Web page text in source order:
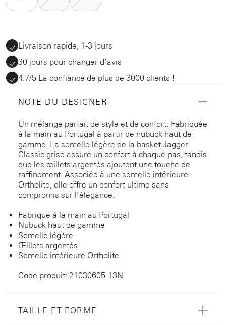
Livraison rapide, 1-3 jours
30 jours pour changer d’avis
4.7/5 La confiance de plus de 3000 clients !
NOTE DU DESIGNER
Un mélange parfait de style et de confort. Fabriquée
à la main au Portugal à partir de nubuck haut de
gamme. La semelle légère de la basket Jagger
Classic grise assure un confort à chaque pas, tandis
que les œillets argentés ajoutent une touche de
raffinement. Associée à une semelle intérieure
Ortholite, elle offre un confort ultime sans
compromis sur l’élégance.
Fabriqué à la main au Portugal
Nubuck haut de gamme
Semelle légère
Œillets argentés
Semelle intérieure Ortholite
Code produit: 21030605-13N
TAILLE ET FORME